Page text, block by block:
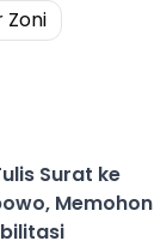
Surat ke
Memohon